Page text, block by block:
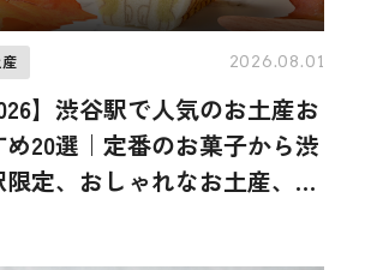
2026.08.01
】渋谷駅で人気のお土産お
め20選｜定番のお菓子から渋
定、おしゃれなお土産、ば